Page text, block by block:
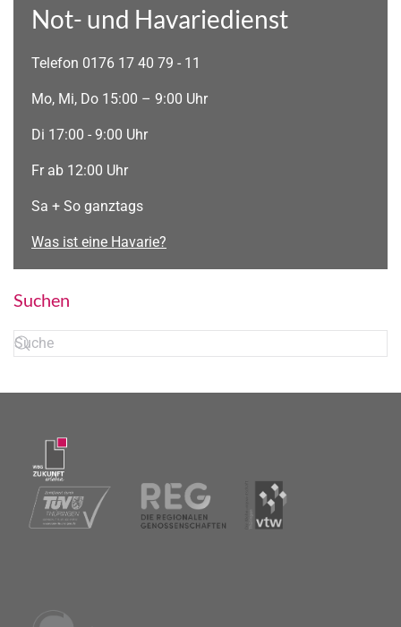
Not- und Havariedienst
Telefon 0176 17 40 79 - 11
Mo, Mi, Do 15:00 – 9:00 Uhr
Di 17:00 - 9:00 Uhr
Fr ab 12:00 Uhr
Sa + So ganztags
Was ist eine Havarie?
Suchen